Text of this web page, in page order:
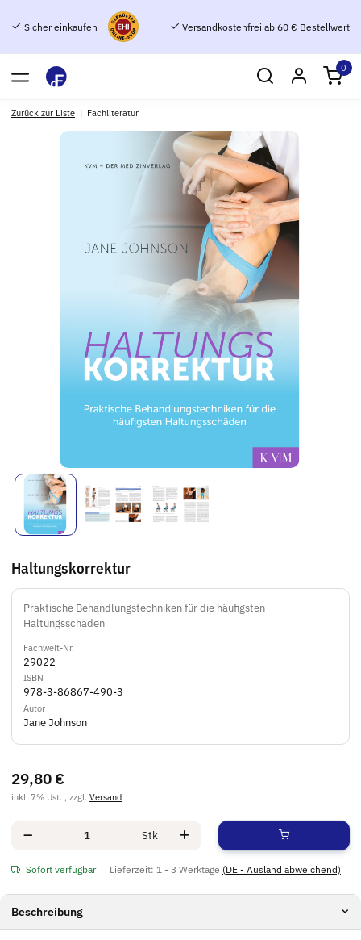
Sicher einkaufen Versandkostenfrei ab 60 € Bestellwert
0
Zurück zur Liste Fachliteratur
Haltungskorrektur
Praktische Behandlungstechniken für die häufigsten
Haltungsschäden
Fachwelt-Nr.
29022
ISBN
978-3-86867-490-3
Autor
Jane Johnson
29,80 €
inkl. 7% Ust. , zzgl. Versand
Stk
Sofort verfügbar Lieferzeit: 1 - 3 Werktage (DE - Ausland abweichend)
Beschreibung